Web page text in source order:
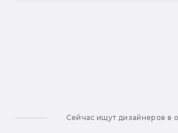
Сейчас ищут дизайнеров в